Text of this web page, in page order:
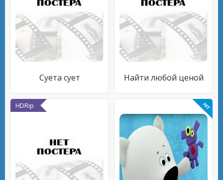
Суета сует Найти любой ценой
HDRip